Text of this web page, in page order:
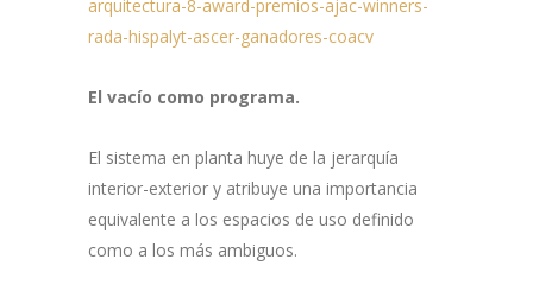
El vacío como programa.
El sistema en planta huye de la jerarquía
interior-exterior y atribuye una importancia
equivalente a los espacios de uso definido
como a los más ambiguos.